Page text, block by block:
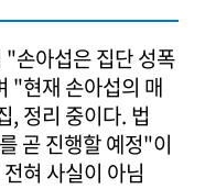
손아섭은 집단 성폭
"현재 손아섭의 매
, 정리 중이다. 법
곧 진행할 예정"이
혀 사실이 아님